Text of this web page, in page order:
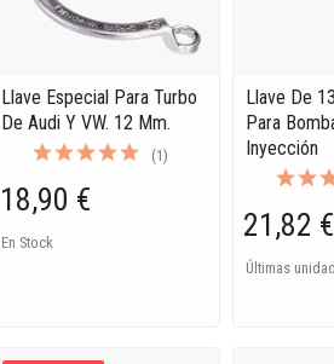
Llave Especial Para Turbo
De Audi Y VW. 12 Mm.
(1)
18,90 €
En Stock
Llave De
Para
Inyección
21,82 €
Últimas